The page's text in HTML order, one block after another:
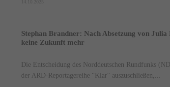
Stephan Brandner: Nach Absetzung von
keine Zukunft mehr
Die Entscheidung des Norddeutschen Rundfunks
der ARD-Reportagereihe "Klar" auszuschließen,...